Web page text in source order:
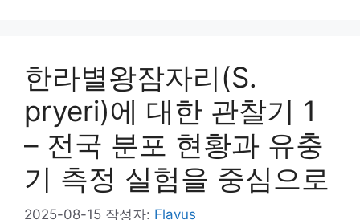
한라별왕잠자리(S.
pryeri)에 대한 관찰기 1
– 전국 분포 현황과 유충
기 측정 실험을 중심으로
2025-08-15 작성자: Flavus